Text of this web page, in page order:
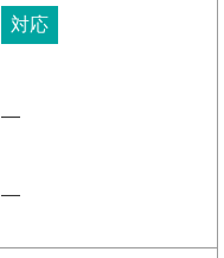
対応
―
―